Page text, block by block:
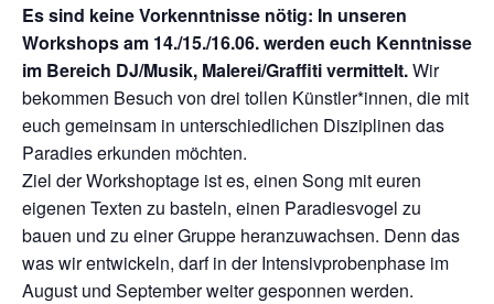
Es sind keine Vorkenntnisse nötig: In unseren
Workshops am 14./15./16.06. werden euch Kenntnisse
im Bereich DJ/Musik, Malerei/Graffiti vermittelt.Wir
bekommen Besuch von drei tollen Künstler*innen, die mit
euch gemeinsam in unterschiedlichen Disziplinen das
Paradies erkunden möchten.
Ziel der Workshoptage ist es, einen Song mit euren
eigenen Texten zu basteln, einen Paradiesvogel zu
bauen und zu einer Gruppe heranzuwachsen. Denn das
was wir entwickeln, darf in der Intensivprobenphase im
August und September weiter gesponnen werden.